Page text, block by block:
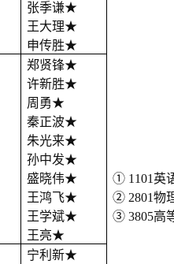
张季谦★
王大理★
申传胜★
① 1101英
② 2801物
③ 3805高
郑贤锋★
许新胜★
周勇★
秦正波★
朱光来★
孙中发★
盛晓伟★
王鸿飞★
王学斌★
王亮★
宁利新★